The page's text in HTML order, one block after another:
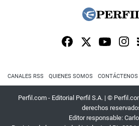
CANALES RSS QUIENES SOMOS CONTÁCTENOS
Perfil.com - Editorial Perfil S.A. | ©
derechos
Editor responsable: